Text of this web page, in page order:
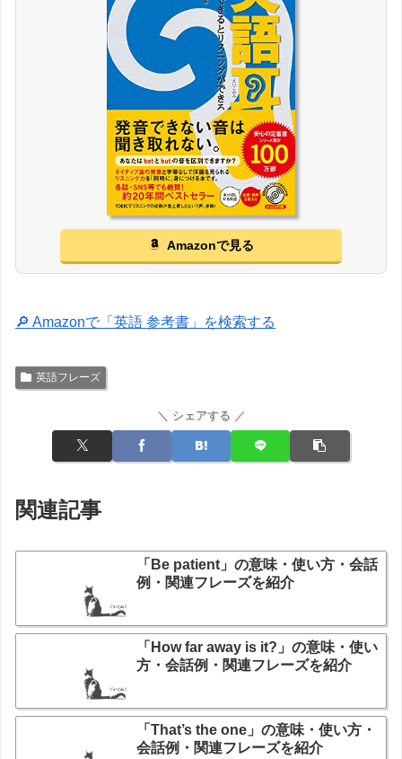
Amazonで見る
🔎 Amazonで「英語 参考書」を検索する
英語フレーズ
＼ シェアする ／
関連記事
「Be patient」の意味・使い方・会話
例・関連フレーズを紹介
「How far away is it?」の意味・使い
方・会話例・関連フレーズを紹介
「That’s the one」の意味・使い方・
会話例・関連フレーズを紹介